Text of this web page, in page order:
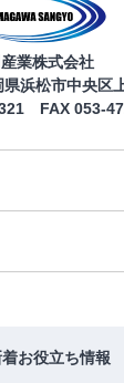
業株式会社
浜松市中央区
FAX 053-
着お役立ち情報